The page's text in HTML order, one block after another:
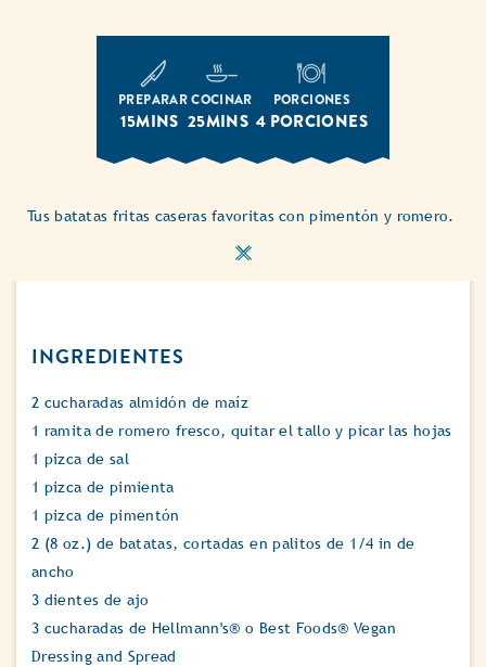
PREPARAR
15MINS
COCINAR
25MINS
PORCIONES
4 PORCIONES
Tus batatas fritas caseras favoritas con pimentón y romero.
INGREDIENTES
2 cucharadas almidón de maíz
1 ramita de romero fresco, quitar el tallo y picar las hojas
1 pizca de sal
1 pizca de pimienta
1 pizca de pimentón
2 (8 oz.) de batatas, cortadas en palitos de 1/4 in de
ancho
3 dientes de ajo
3 cucharadas de Hellmann's® o Best Foods® Vegan
Dressing and Spread